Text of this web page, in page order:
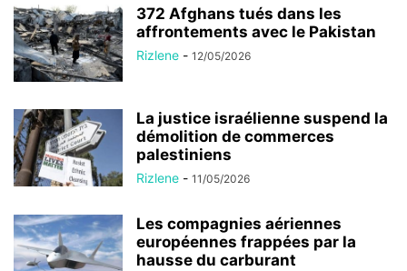
372 Afghans tués dans les
affrontements avec le Pakistan
Rizlene - 12/05/2026
La justice israélienne suspend la
démolition de commerces
palestiniens
Rizlene - 11/05/2026
Les compagnies aériennes
européennes frappées par la
hausse du carburant